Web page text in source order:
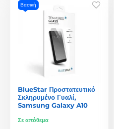
Βασική
BlueStar Προστατευτικό
Σκληρυμένο Γυαλί,
Samsung Galaxy A10
Σε απόθεμα